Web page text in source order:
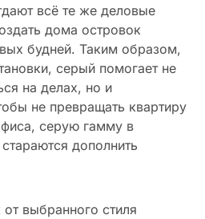
всё те же деловые
дома островок
будней. Таким образом,
серый помогает не
на делах, но и
не превращать квартиру
серую гамму в
дополнить
от выбранного стиля